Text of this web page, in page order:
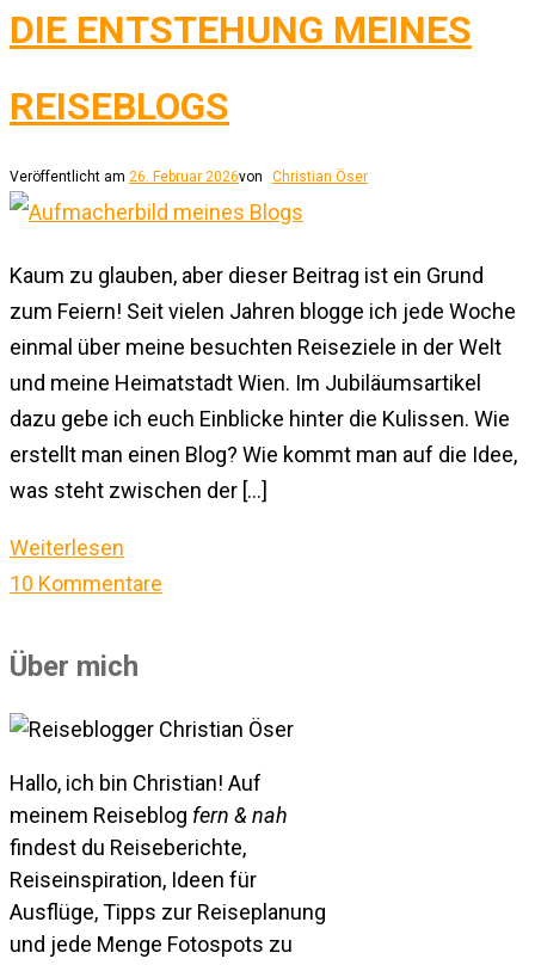
DIE ENTSTEHUNG MEINES
REISEBLOGS
Veröffentlicht am 26. Februar 2026von Christian Öser
Kaum zu glauben, aber dieser Beitrag ist ein Grund
zum Feiern! Seit vielen Jahren blogge ich jede Woche
einmal über meine besuchten Reiseziele in der Welt
und meine Heimatstadt Wien. Im Jubiläumsartikel
dazu gebe ich euch Einblicke hinter die Kulissen. Wie
erstellt man einen Blog? Wie kommt man auf die Idee,
was steht zwischen der […]
Weiterlesen
10 Kommentare
Über mich
Hallo, ich bin Christian! Auf
meinem Reiseblog fern & nah
findest du Reiseberichte,
Reiseinspiration, Ideen für
Ausflüge, Tipps zur Reiseplanung
und jede Menge Fotospots zu